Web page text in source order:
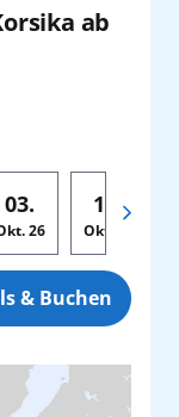
ab
03.
26
17.
Okt.
& Buchen